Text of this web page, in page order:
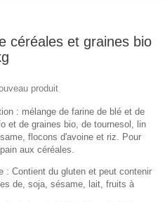
céréales et graines bio
produit
: mélange de farine de blé et de
et de graines bio, de tournesol, lin
flocons d'avoine et riz. Pour
aux céréales.
: Contient du gluten et peut contenir
de, soja, sésame, lait, fruits à